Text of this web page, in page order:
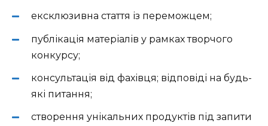
ексклюзивна стаття із переможцем;
публікація матеріалів у рамках творчого
конкурсу;
консультація від фахівця; відповіді на будь-
які питання;
створення унікальних продуктів під запити